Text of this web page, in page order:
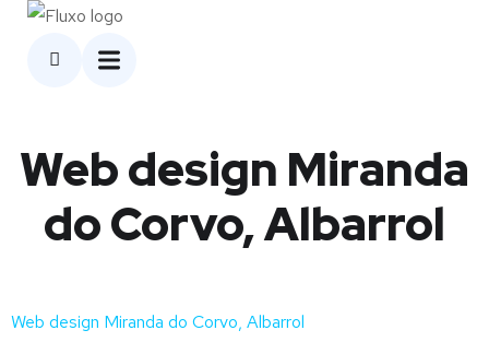
Web design Miranda
do Corvo, Albarrol
Web design Miranda do Corvo, Albarrol